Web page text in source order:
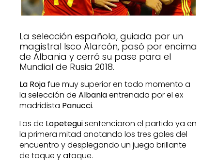
La selección española, guiada por un
magistral Isco Alarcón, pasó por encima
de Albania y cerró su pase para el
Mundial de Rusia 2018.
La Rojafue muy superior en todo momento a
la selección de Albaniaentrenada por el ex
madridista Panucci.
Los de Lopeteguisentenciaron el partido ya en
la primera mitad anotando los tres goles del
encuentro y desplegando un juego brillante
de toque y ataque.